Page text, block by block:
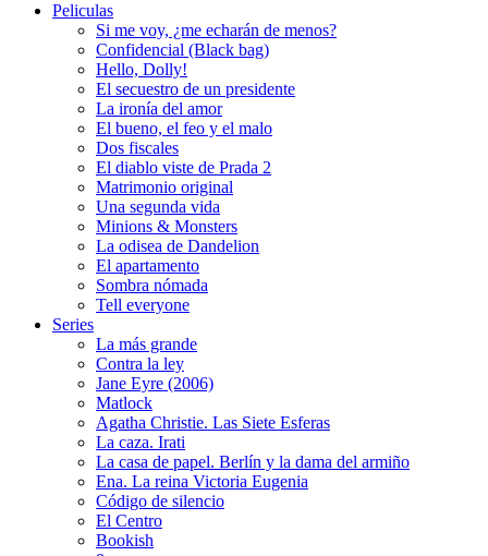
Peliculas
Si me voy, ¿me echarán de menos?
Confidencial (Black bag)
Hello, Dolly!
El secuestro de un presidente
La ironía del amor
El bueno, el feo y el malo
Dos fiscales
El diablo viste de Prada 2
Matrimonio original
Una segunda vida
Minions & Monsters
La odisea de Dandelion
El apartamento
Sombra nómada
Tell everyone
Series
La más grande
Contra la ley
Jane Eyre (2006)
Matlock
Agatha Christie. Las Siete Esferas
La caza. Irati
La casa de papel. Berlín y la dama del armiño
Ena. La reina Victoria Eugenia
Código de silencio
El Centro
Bookish